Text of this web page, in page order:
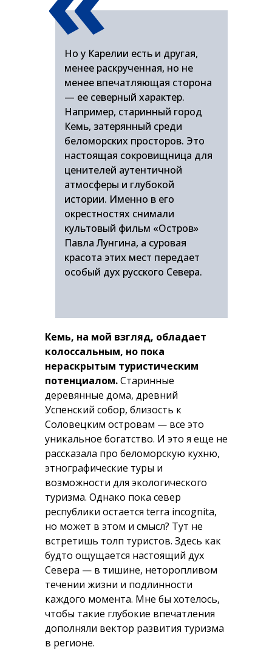
Но у Карелии есть и другая,
менее раскрученная, но не
менее впечатляющая сторона
— ее северный характер.
Например, старинный город
Кемь, затерянный среди
беломорских просторов. Это
настоящая сокровищница для
ценителей аутентичной
атмосферы и глубокой
истории. Именно в его
окрестностях снимали
культовый фильм «Остров»
Павла Лунгина, а суровая
красота этих мест передает
особый дух русского Севера.
Кемь, на мой взгляд, обладает
колоссальным, но пока
нераскрытым туристическим
потенциалом.Старинные
деревянные дома, древний
Успенский собор, близость к
Соловецким островам — все это
уникальное богатство. И это я еще не
рассказала про беломорскую кухню,
этнографические туры и
возможности для экологического
туризма. Однако пока север
республики остается terra incognita,
но может в этом и смысл? Тут не
встретишь толп туристов. Здесь как
будто ощущается настоящий дух
Севера — в тишине, неторопливом
течении жизни и подлинности
каждого момента. Мне бы хотелось,
чтобы такие глубокие впечатления
дополняли вектор развития туризма
в регионе.